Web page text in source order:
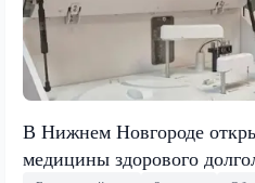
В Нижнем Новгороде
медицины здорового